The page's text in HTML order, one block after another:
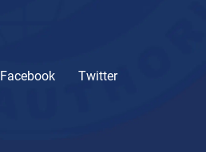
Facebook
Twitter